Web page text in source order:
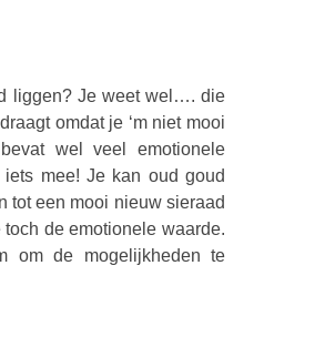
liggen? Je weet wel…. die
omdat je ‘m niet mooi
wel veel emotionele
mee! Je kan oud goud
tot een mooi nieuw sieraad
de emotionele waarde.
om de mogelijkheden te